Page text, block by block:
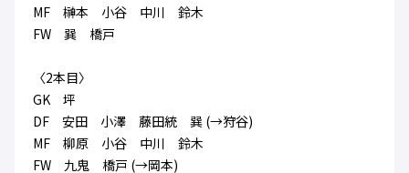
MF 榊本 小谷 中川 鈴木
FW 巽 橋戸
〈2本目〉
GK 坪
DF 安田 小澤 藤田統 巽 (→狩谷)
MF 柳原 小谷 中川 鈴木
FW 九鬼 橋戸 (→岡本)